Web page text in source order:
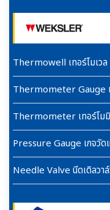
Thermowell เทอร์โมเวล
Thermometer Gauge
Thermometer เทอร์โม
Pressure Gauge เกจวัด
Needle Valve นีดเดิลวา